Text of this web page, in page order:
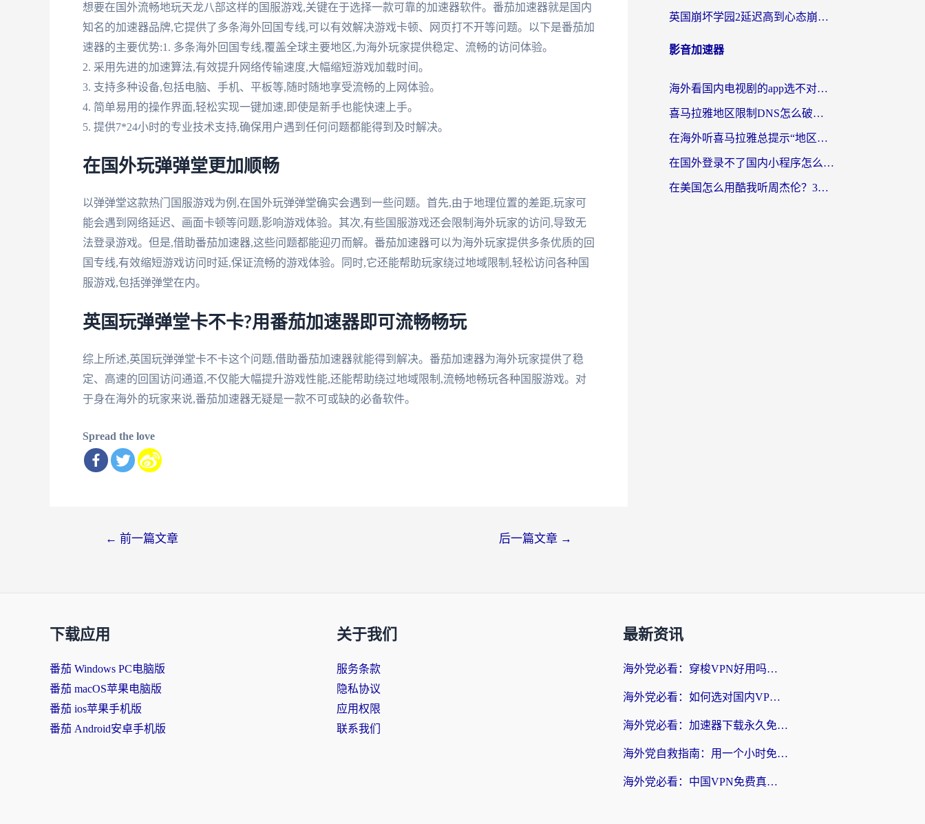
想要在国外流畅地玩天龙八部这样的国服游戏,关键在于选择一款可靠的加速器软件。番茄加速器就是国内
知名的加速器品牌,它提供了多条海外回国专线,可以有效解决游戏卡顿、网页打不开等问题。以下是番茄加
速器的主要优势:1. 多条海外回国专线,覆盖全球主要地区,为海外玩家提供稳定、流畅的访问体验。
2. 采用先进的加速算法,有效提升网络传输速度,大幅缩短游戏加载时间。
3. 支持多种设备,包括电脑、手机、平板等,随时随地享受流畅的上网体验。
4. 简单易用的操作界面,轻松实现一键加速,即使是新手也能快速上手。
5. 提供7*24小时的专业技术支持,确保用户遇到任何问题都能得到及时解决。
在国外玩弹弹堂更加顺畅
以弹弹堂这款热门国服游戏为例,在国外玩弹弹堂确实会遇到一些问题。首先,由于地理位置的差距,玩家可
能会遇到网络延迟、画面卡顿等问题,影响游戏体验。其次,有些国服游戏还会限制海外玩家的访问,导致无
法登录游戏。但是,借助番茄加速器,这些问题都能迎刃而解。番茄加速器可以为海外玩家提供多条优质的回
国专线,有效缩短游戏访问时延,保证流畅的游戏体验。同时,它还能帮助玩家绕过地域限制,轻松访问各种国
服游戏,包括弹弹堂在内。
英国玩弹弹堂卡不卡?用番茄加速器即可流畅畅玩
综上所述,英国玩弹弹堂卡不卡这个问题,借助番茄加速器就能得到解决。番茄加速器为海外玩家提供了稳
定、高速的回国访问通道,不仅能大幅提升游戏性能,还能帮助绕过地域限制,流畅地畅玩各种国服游戏。对
于身在海外的玩家来说,番茄加速器无疑是一款不可或缺的必备软件。
Spread the love
← 前一篇文章 后一篇文章 →
英国崩坏学园2延迟高到心态崩？海外党国服游戏加速终极指南
影音加速器
海外看国内电视剧的app选不对？这份回国加速器避坑指南帮你流畅追剧
喜马拉雅地区限制DNS怎么破？海外党听国内音乐听书的终极解决方案
在海外听喜马拉雅总提示“地区限制”？3步轻松解除+听国内音乐全攻略
在国外登录不了国内小程序怎么办？选对回国加速器，轻松解锁国内资源
在美国怎么用酷我听周杰伦？3步搞定海外听歌难题
下载应用
番茄 Windows PC电脑版
番茄 macOS苹果电脑版
番茄 ios苹果手机版
番茄 Android安卓手机版
关于我们
服务条款
隐私协议
应用权限
联系我们
最新资讯
海外党必看：穿梭VPN好用吗？和云帆VPN对比哪个回国效果更好？附真实测评+避坑指南
海外党必看：如何选对国内VPN，实现无缝访问国内资源？
海外党必看：加速器下载永久免费版真的存在吗？教你无缝访问国内资源的正确姿势
海外党自救指南：用一个小时免费加速器，轻松打破国内资源访问壁垒？
海外党必看：中国VPN免费真的靠谱吗？手把手教你选对回国加速器